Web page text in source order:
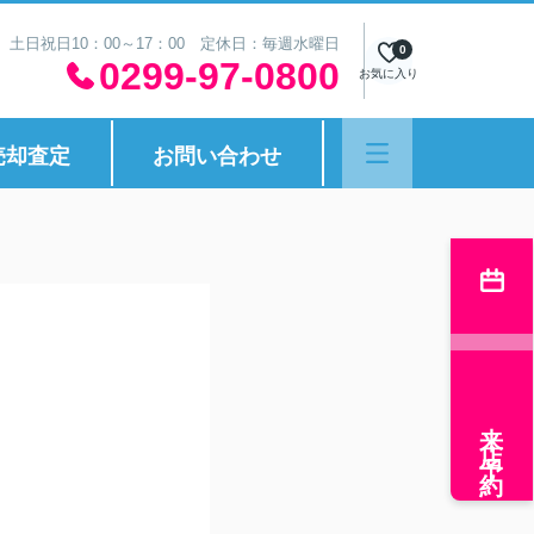
日祝日10：00～17：00 定休日：毎週水曜日
0299-97-0800 お気に入り
0
却査定 お問い合わせ
来店予約